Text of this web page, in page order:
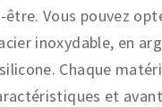
Vous pouvez
inoxydable, en
Chaque
et